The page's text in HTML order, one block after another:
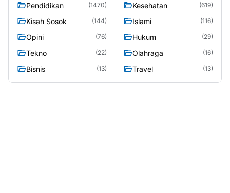
Pendidikan (1470) Kesehatan (619)
Kisah Sosok (144) Islami (116)
Opini (76) Hukum (29)
Tekno (22) Olahraga (16)
Bisnis (13) Travel (13)